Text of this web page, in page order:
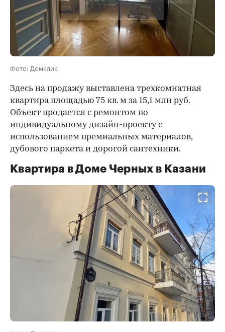
Фото: Домклик
Здесь на продажу выставлена трехкомнатная
квартира площадью 75 кв. м за 15,1 млн руб.
Объект продается с ремонтом по
индивидуальному дизайн-проекту с
использованием премиальных материалов,
дубового паркета и дорогой сантехники.
Квартира в Доме Черных в Казани